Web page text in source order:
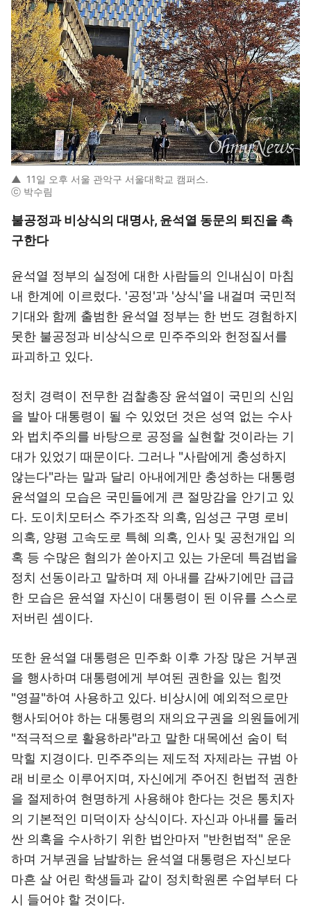
▲ 11일 오후 서울 관악구 서울대학교 캠퍼스.
ⓒ 박수림
불공정과 비상식의 대명사, 윤석열 동문의 퇴진을 촉
구한다
윤석열 정부의 실정에 대한 사람들의 인내심이 마침
내 한계에 이르렀다. '공정'과 '상식'을 내걸며 국민적
기대와 함께 출범한 윤석열 정부는 한 번도 경험하지
못한 불공정과 비상식으로 민주주의와 헌정질서를
파괴하고 있다.
정치 경력이 전무한 검찰총장 윤석열이 국민의 신임
을 발아 대통령이 될 수 있었던 것은 성역 없는 수사
와 법치주의를 바탕으로 공정을 실현할 것이라는 기
대가 있었기 때문이다. 그러나 "사람에게 충성하지
않는다"라는 말과 달리 아내에게만 충성하는 대통령
윤석열의 모습은 국민들에게 큰 절망감을 안기고 있
다. 도이치모터스 주가조작 의혹, 임성근 구명 로비
의혹, 양평 고속도로 특혜 의혹, 인사 및 공천개입 의
혹 등 수많은 혐의가 쏟아지고 있는 가운데 특검법을
정치 선동이라고 말하며 제 아내를 감싸기에만 급급
한 모습은 윤석열 자신이 대통령이 된 이유를 스스로
저버린 셈이다.
또한 윤석열 대통령은 민주화 이후 가장 많은 거부권
을 행사하며 대통령에게 부여된 권한을 있는 힘껏
"영끌"하여 사용하고 있다. 비상시에 예외적으로만
행사되어야 하는 대통령의 재의요구권을 의원들에게
"적극적으로 활용하라"라고 말한 대목에선 숨이 턱
막힐 지경이다. 민주주의는 제도적 자제라는 규범 아
래 비로소 이루어지며, 자신에게 주어진 헌법적 권한
을 절제하여 현명하게 사용해야 한다는 것은 통치자
의 기본적인 미덕이자 상식이다. 자신과 아내를 둘러
싼 의혹을 수사하기 위한 법안마저 "반헌법적" 운운
하며 거부권을 남발하는 윤석열 대통령은 자신보다
마흔 살 어린 학생들과 같이 정치학원론 수업부터 다
시 들어야 할 것이다.